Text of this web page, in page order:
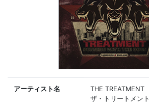
アーティスト名
THE TREATMENT
ザ・トリートメント